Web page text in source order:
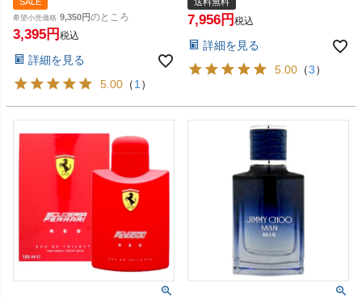
水】【SBT】 (6058098)
SALE
希望小売価格 9,350 のところ
3,395 税込
詳細を見る
5.00 （1）
無料】 (6045984)
送料無料
7,956 税込
詳細を見る
5.00 （3）